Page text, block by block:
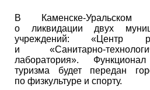
В Каменске-Уральском
о ликвидации двух
учреждений: «Центр
и «Санитарно-
лаборатория».
туризма будет передан
по физкультуре и спорту.